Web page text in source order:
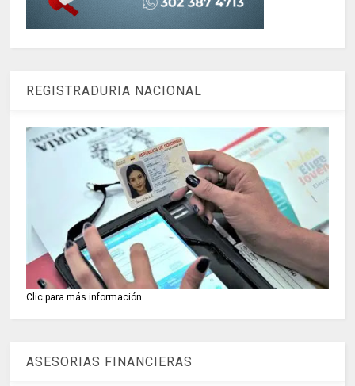
REGISTRADURIA NACIONAL
Clic para más información
ASESORIAS FINANCIERAS